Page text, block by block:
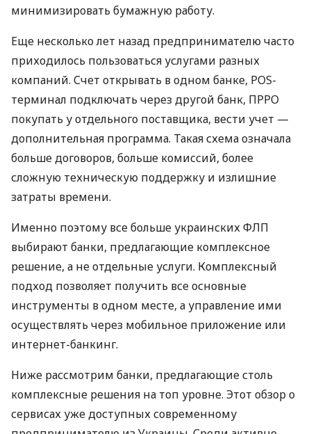
минимизировать бумажную работу.
Еще несколько лет назад предпринимателю часто
приходилось пользоваться услугами разных
компаний. Счет открывать в одном банке, POS-
терминал подключать через другой банк, ПРРО
покупать у отдельного поставщика, вести учет —
дополнительная программа. Такая схема означала
больше договоров, больше комиссий, более
сложную техническую поддержку и излишние
затраты времени.
Именно поэтому все больше украинских ФЛП
выбирают банки, предлагающие комплексное
решение, а не отдельные услуги. Комплексный
подход позволяет получить все основные
инструменты в одном месте, а управление ими
осуществлять через мобильное приложение или
интернет-банкинг.
Ниже рассмотрим банки, предлагающие столь
комплексные решения на топ уровне. Этот обзор о
сервисах уже доступных современному